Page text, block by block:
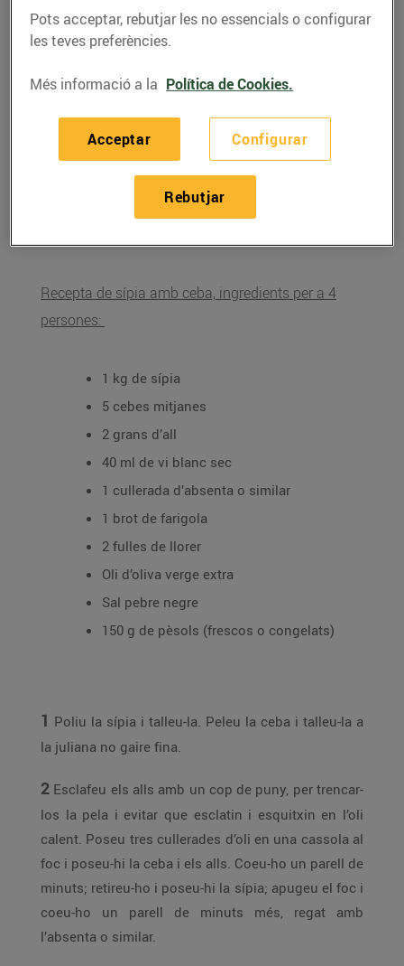
RECEPTES
Recepta de sípia amb
Recepta de sípia amb ceba, ingredients per a 4
persones:
1 kg de sípia
5 cebes mitjanes
2 grans d’all
40 ml de vi blanc sec
1 cullerada d’absenta o similar
1 brot de farigola
2 fulles de llorer
Oli d’oliva verge extra
Sal pebre negre
150 g de pèsols (frescos o congelats)
1 Poliu la sípia i talleu-la. Peleu la ceba i talleu-la a
la juliana no gaire fina.
2 Esclafeu els alls amb un cop de puny, per trencar-
los la pela i evitar que esclatin i esquitxin en l’oli
calent. Poseu tres cullerades d’oli en una cassola al
foc i poseu-hi la ceba i els alls. Coeu-ho un parell de
minuts; retireu-ho i poseu-hi la sípia; apugeu el foc i
coeu-ho un parell de minuts més, regat amb
l’absenta o similar.
Pots acceptar, rebutjar les no essencials o configurar
les teves preferències.
Més informació a la Política de Cookies.
Configurar
Rebutjar
Acceptar